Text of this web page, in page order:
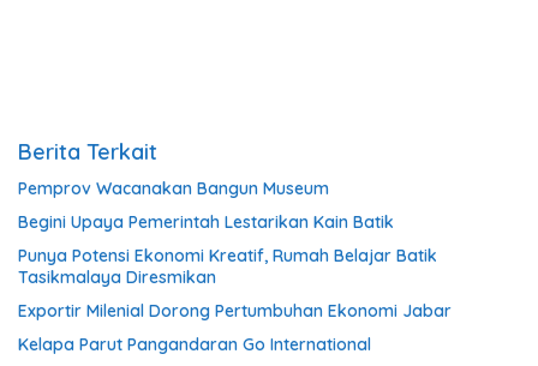
Berita Terkait
Pemprov Wacanakan Bangun Museum
Begini Upaya Pemerintah Lestarikan Kain Batik
Punya Potensi Ekonomi Kreatif, Rumah Belajar Batik
Tasikmalaya Diresmikan
Exportir Milenial Dorong Pertumbuhan Ekonomi Jabar
Kelapa Parut Pangandaran Go International